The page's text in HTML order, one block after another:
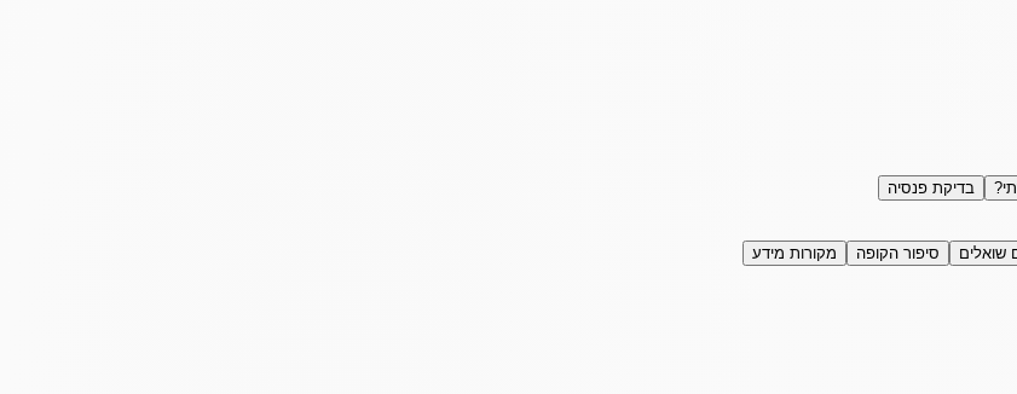
בדיקת פנסיה
שואלים סיפור הקופה מקורות מידע